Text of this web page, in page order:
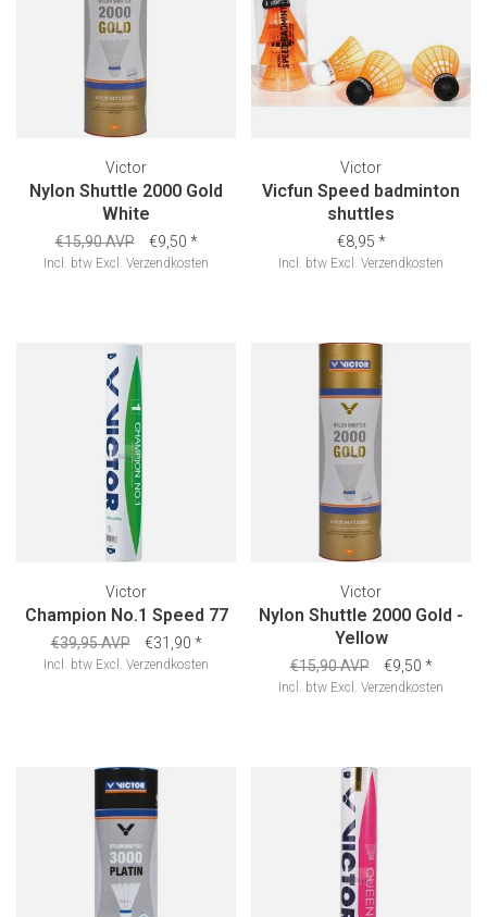
Victor
Nylon Shuttle 2000 Gold
White
€15,90 AVP €9,50 *
Incl. btw Excl. Verzendkosten
Victor
Vicfun Speed badminton
shuttles
€8,95 *
Incl. btw Excl. Verzendkosten
Victor
Champion No.1 Speed 77
€39,95 AVP €31,90 *
Incl. btw Excl. Verzendkosten
Victor
Nylon Shuttle 2000 Gold -
Yellow
€15,90 AVP €9,50 *
Incl. btw Excl. Verzendkosten